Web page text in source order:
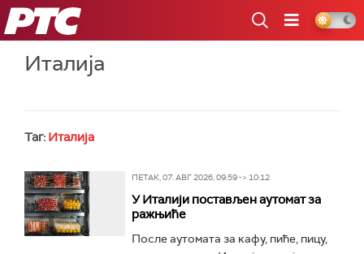
РТС
Италија
Таг: Италија
ПЕТАК, 07. АВГ 2026, 09:59 -> 10:12
У Италији постављен аутомат за
ражњиће
После аутомата за кафу, пиће, пицу,